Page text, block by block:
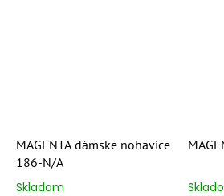
MAGENTA dámske nohavice
186-N/A
Priemerné
Skladom